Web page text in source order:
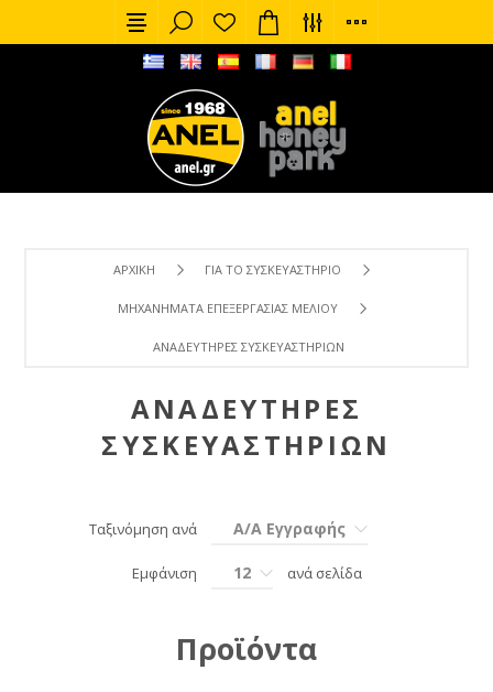
ΑΡΧΙΚΉ ΓΙΑ ΤΟ ΣΥΣΚΕΥΑΣΤΉΡΙΟ
ΜΗΧΑΝΉΜΑΤΑ ΕΠΕΞΕΡΓΑΣΊΑΣ ΜΕΛΙΟΎ
ΑΝΑΔΕΥΤΉΡΕΣ ΣΥΣΚΕΥΑΣΤΗΡΊΩΝ
ΑΝΑΔΕΥΤΉΡΕΣ
ΣΥΣΚΕΥΑΣΤΗΡΊΩΝ
Ταξινόμηση ανά Α/Α Εγγραφής
Εμφάνιση 12 ανά σελίδα
Προϊόντα